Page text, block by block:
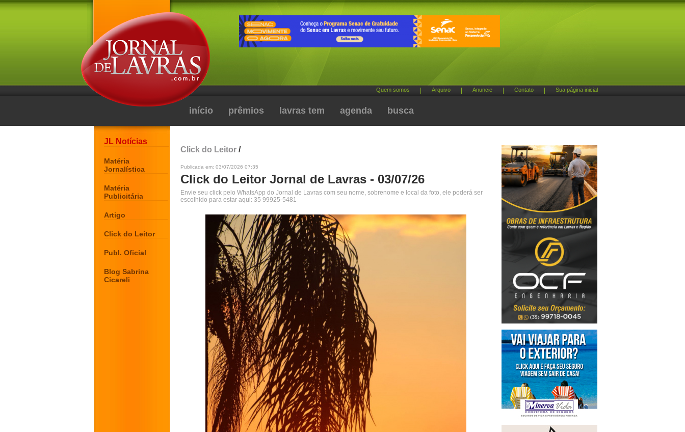
Quem somos Arquivo Anuncie Contato Sua página inicial
início prêmios lavras tem agenda busca
JL Notícias
Matéria
Jornalística
Matéria
Publicitária
Artigo
Click do Leitor
Publ. Oficial
Blog Sabrina
Cicareli
Click do Leitor /
Publicada em: 03/07/2026 07:35
Click do Leitor Jornal de Lavras - 03/07/26
Envie seu click pelo WhatsApp do Jornal de Lavras com seu nome, sobrenome e local da foto, ele poderá ser
escolhido para estar aqui: 35 99925-5481